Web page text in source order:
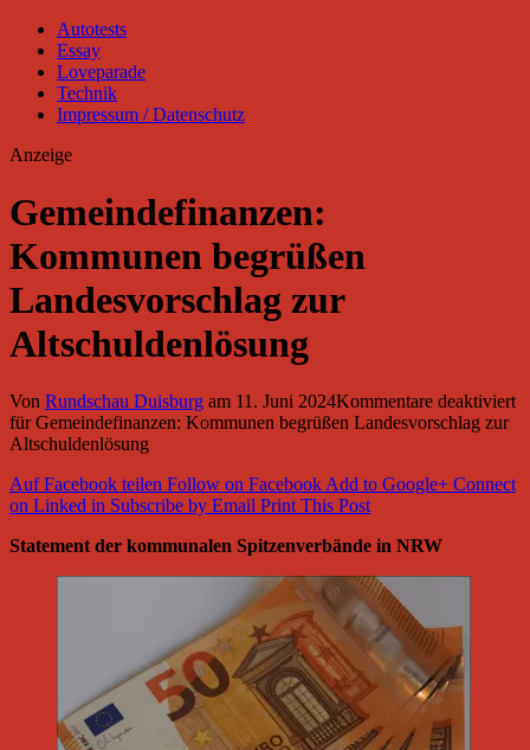
Autotests
Essay
Loveparade
Technik
Impressum / Datenschutz
Anzeige
Gemeindefinanzen:
Kommunen begrüßen
Landesvorschlag zur
Altschuldenlösung
Von Rundschau Duisburg am 11. Juni 2024Kommentare deaktiviert
für Gemeindefinanzen: Kommunen begrüßen Landesvorschlag zur
Altschuldenlösung
Auf Facebook teilen Follow on FacebookAdd to Google+ Connect
on Linked in Subscribe by Email Print This Post
Statement der kommunalen Spitzenverbände in NRW